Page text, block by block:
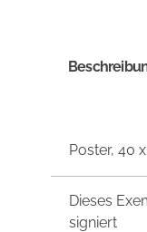
Poster, 40
Dieses
signiert